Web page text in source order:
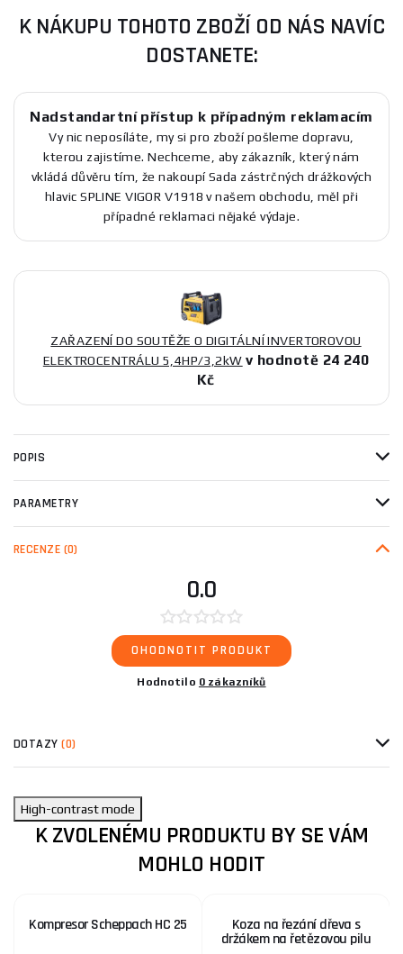
K NÁKUPU TOHOTO ZBOŽÍ OD NÁS NAVÍC
DOSTANETE:
Nadstandartní přístup k případným reklamacím
Vy nic neposíláte, my si pro zboží pošleme dopravu,
kterou zajistíme. Nechceme, aby zákazník, který nám
vkládá důvěru tím, že nakoupí Sada zástrčných drážkových
hlavic SPLINE VIGOR V1918 v našem obchodu, měl při
případné reklamaci nějaké výdaje.
ZAŘAZENÍ DO SOUTĚŽE O DIGITÁLNÍ INVERTOROVOU
ELEKTROCENTRÁLU 5,4HP/3,2kW v hodnotě 24 240
Kč
POPIS
PARAMETRY
RECENZE (0)
0.0
OHODNOTIT PRODUKT
Hodnotilo 0 zákazníků
DOTAZY(0)
High-contrast mode
K ZVOLENÉMU PRODUKTU BY SE VÁM
MOHLO HODIT
Kompresor Scheppach HC 25 Koza na řezání dřeva s
držákem na řetězovou pilu